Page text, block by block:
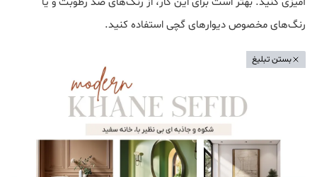
رنگ‌های مخصوص دیوارهای گچی استفاده کنید.
بستن تبلیغ